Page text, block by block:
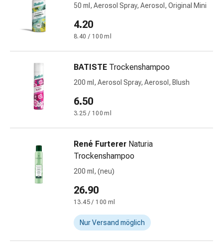
Wundbinden
Fingerverbände
Fixationspflaster
Gazen
Kompressionsbinden
Pflasterbinden,
Tapes
Netzverbände
Verbandsmaterial
Sonnenbrand
Verbandwechsel-
Wundauflagen
50 ml, Aerosol Spray, Aerosol, Original Mini
4.20
8.40 / 100 ml
BATISTE Trockenshampoo
200 ml, Aerosol Spray, Aerosol, Blush
6.50
3.25 / 100 ml
René Furterer Naturia
Trockenshampoo
200 ml, (neu)
26.90
13.45 / 100 ml
Nur Versand möglich